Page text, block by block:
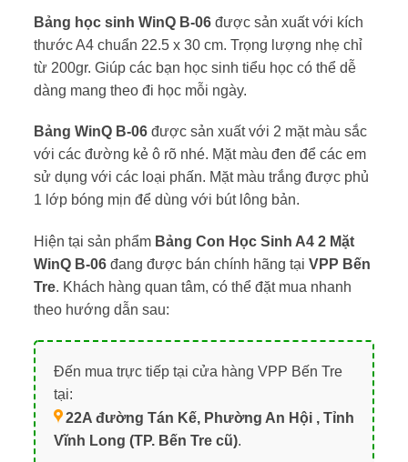
Bảng học sinh WinQ B-06được sản xuất với kích
thước A4 chuẩn 22.5 x 30 cm. Trọng lượng nhẹ chỉ
từ 200gr. Giúp các bạn học sinh tiểu học có thể dễ
dàng mang theo đi học mỗi ngày.
Bảng WinQ B-06được sản xuất với 2 mặt màu sắc
với các đường kẻ ô rõ nhé. Mặt màu đen để các em
sử dụng với các loại phấn. Mặt màu trắng được phủ
1 lớp bóng mịn để dùng với bút lông bản.
Hiện tại sản phẩm Bảng Con Học Sinh A4 2 Mặt
WinQ B-06đang được bán chính hãng tại VPP Bến
Tre. Khách hàng quan tâm, có thể đặt mua nhanh
theo hướng dẫn sau:
Đến mua trực tiếp tại cửa hàng VPP Bến Tre
tại:
22A đường Tán Kế, Phường An Hội , Tỉnh
Vĩnh Long (TP. Bến Tre cũ).